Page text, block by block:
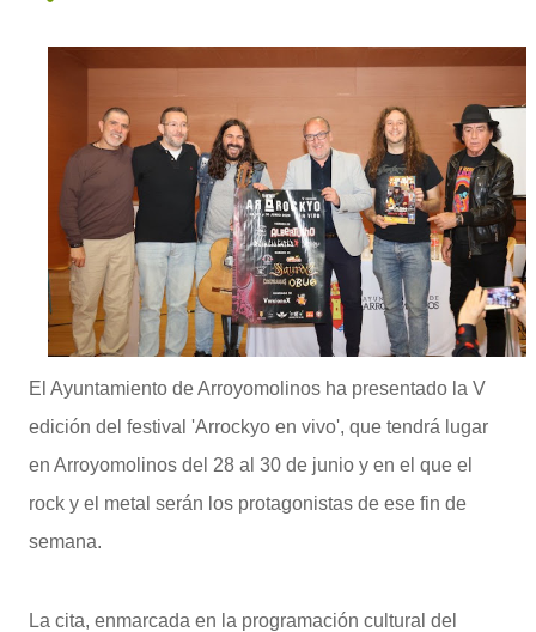
El Ayuntamiento de Arroyomolinos ha presentado la V
edición del festival 'Arrockyo en vivo', que tendrá lugar
en Arroyomolinos del 28 al 30 de junio y en el que el
rock y el metal serán los protagonistas de ese fin de
semana.
La cita, enmarcada en la programación cultural del